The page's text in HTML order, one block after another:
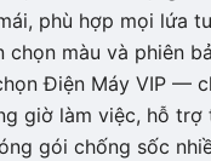
phù hợp mọi lứa
màu và phiên
Điện Máy VIP —
giờ làm việc, hỗ trợ
gói chống sốc